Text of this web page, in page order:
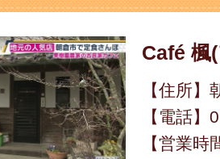
Café 楓
【住所
【電話
【営業